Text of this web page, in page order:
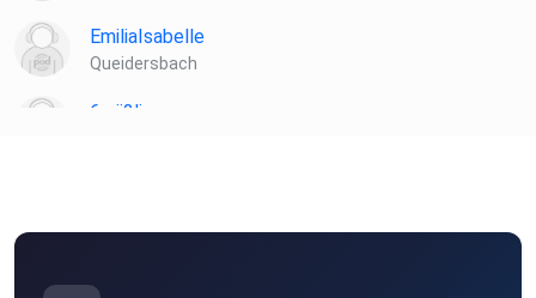
EmiliaIsabelle
Queidersbach
6zrii2li